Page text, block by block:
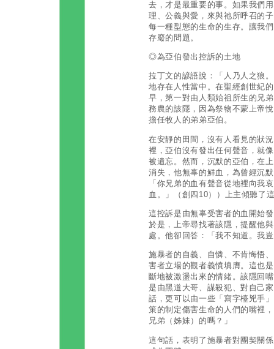
去，才是最重要的事。如果我們
理、公義與愛，來與祂所呼召的
每一種型態的生命的生存。讓我
存廢的問題。
◎為亞伯發出控訴的土地
拉丁文的諺語說：「人乃人之狼
地存在人性當中。在聖經創世紀
早，第一對由人類始祖所生的兄
務農的該隱，因為祭物不蒙上帝
擔任牧人的弟弟亞伯。
在安靜的田間，沒有人看見的狀
裡，亞伯沒有發出任何聲音，就
被遺忘。然而，沉默的亞伯，在
消失，他無辜的鮮血，為曾經沉
「你兄弟的血有聲音從地裡向我
血。」（創四10））上主傾聽了
這控訴是由無辜受害者的血開始
於是，上帝尋找著該隱，提醒他
處。他卻回答：「我不知道。我
施暴者的自義、自憐、不肯悔悟
害者立場的觀者義憤填膺。這也
斷地被激盪出來的情緒。該隱回
是由黑道大哥、謀殺犯、對自己
話，更可以由一些「寫字檯兇手
策的制定傷害生命的人們的嘴裡
兄弟（姊妹）的嗎？」
這句話，表明了施暴者對團契關